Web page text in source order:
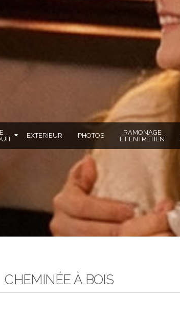
EXTERIEUR PHOTOS
RAMONAGE
ET ENTRETIEN
CHEMINÉE À BOIS